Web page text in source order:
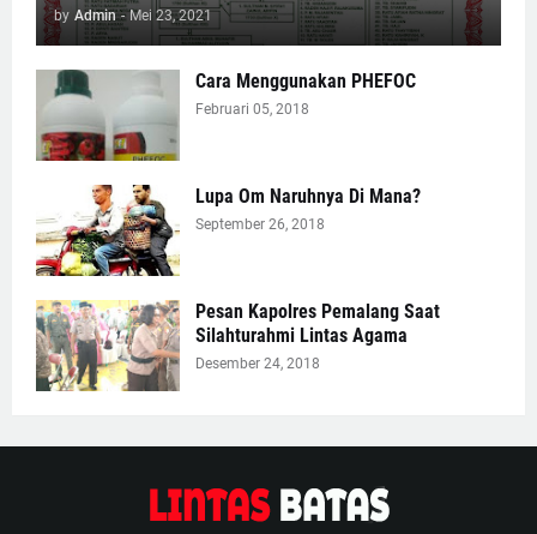
by Admin - Mei 23, 2021
Cara Menggunakan PHEFOC
Februari 05, 2018
Lupa Om Naruhnya Di Mana?
September 26, 2018
Pesan Kapolres Pemalang Saat
Silahturahmi Lintas Agama
Desember 24, 2018